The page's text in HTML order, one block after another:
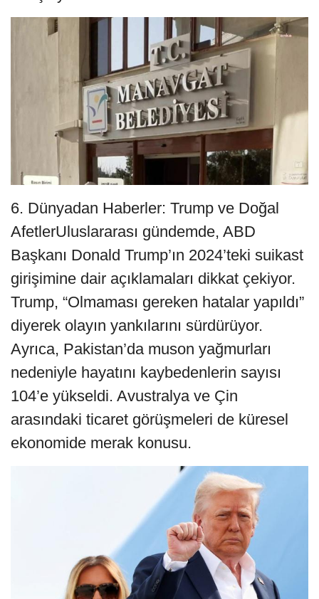
6. Dünyadan Haberler: Trump ve Doğal
AfetlerUluslararası gündemde, ABD
Başkanı Donald Trump’ın 2024’teki suikast
girişimine dair açıklamaları dikkat çekiyor.
Trump, “Olmaması gereken hatalar yapıldı”
diyerek olayın yankılarını sürdürüyor.
Ayrıca, Pakistan’da muson yağmurları
nedeniyle hayatını kaybedenlerin sayısı
104’e yükseldi. Avustralya ve Çin
arasındaki ticaret görüşmeleri de küresel
ekonomide merak konusu.